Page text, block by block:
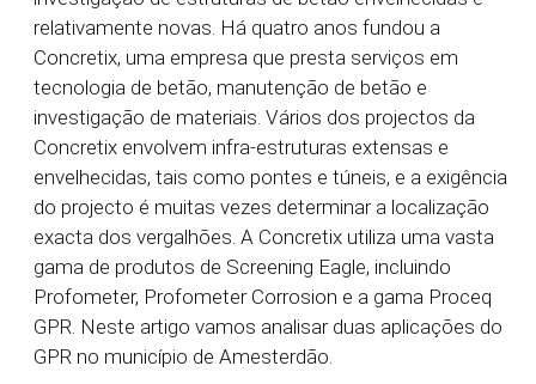
relativamente novas. Há quatro anos fundou a
Concretix, uma empresa que presta serviços em
tecnologia de betão, manutenção de betão e
investigação de materiais. Vários dos projectos da
Concretix envolvem infra-estruturas extensas e
envelhecidas, tais como pontes e túneis, e a exigência
do projecto é muitas vezes determinar a localização
exacta dos vergalhões. A Concretix utiliza uma vasta
gama de produtos de Screening Eagle, incluindo
Profometer, Profometer Corrosion e a gama Proceq
GPR. Neste artigo vamos analisar duas aplicações do
GPR no município de Amesterdão.